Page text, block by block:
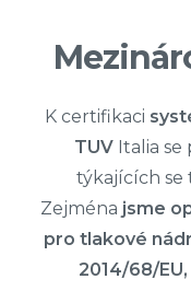
K certifikaci
TUVItalia se
týkajících se
Zejména jsme
pro tlakové
2014/68/EU,